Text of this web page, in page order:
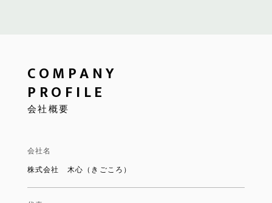
COMPANY
PROFILE
会社概要
会社名
株式会社 木心（きごころ）